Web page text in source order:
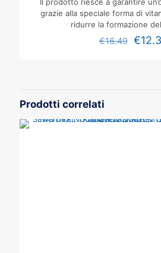
grazie alla speciale forma di
ridurre la formazione
€16.49 €
Prodotti correlati